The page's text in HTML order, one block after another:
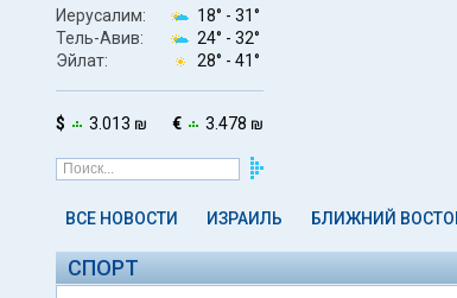
Иерусалим: 18° - 31°
Тель-Авив:
24° - 32°
Эйлат:
28° - 41°
$ 3.013 ₪ € 3.478 ₪
ВСЕ НОВОСТИ ИЗРАИЛЬ БЛИЖНИЙ
СПОРТ